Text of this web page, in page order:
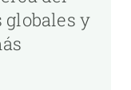
globales y